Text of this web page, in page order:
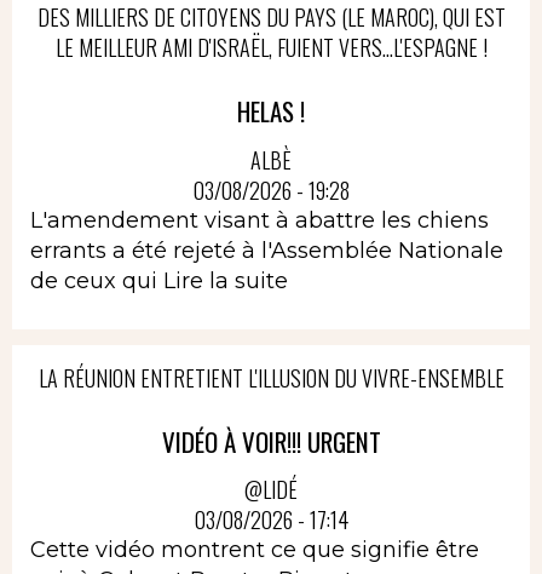
DES MILLIERS DE CITOYENS DU PAYS (LE MAROC), QUI EST
LE MEILLEUR AMI D'ISRAËL, FUIENT VERS...L'ESPAGNE !
HELAS !
ALBÈ
03/08/2026 - 19:28
L'amendement visant à abattre les chiens
errants a été rejeté à l'Assemblée Nationale
de ceux qui Lire la suite
LA RÉUNION ENTRETIENT L'ILLUSION DU VIVRE-ENSEMBLE
VIDÉO À VOIR!!! URGENT
@LIDÉ
03/08/2026 - 17:14
Cette vidéo montrent ce que signifie être